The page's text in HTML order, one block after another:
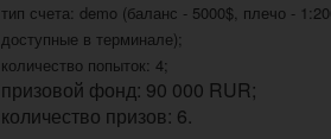
тип счета: demo (баланс - 5000$, плечо -
доступные в терминале);
количество попыток: 4;
призовой фонд: 90 000 RUR;
количество призов: 6.